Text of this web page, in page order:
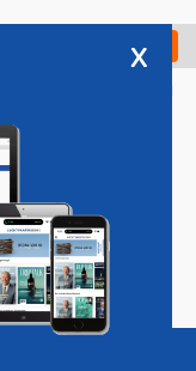
Check in
Vacatures
x